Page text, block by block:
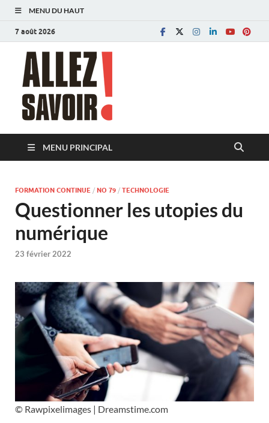
MENU DU HAUT
7 août 2026
MENU PRINCIPAL
FORMATION CONTINUE / NO 79 / TECHNOLOGIE
Questionner les utopies du
numérique
23 février 2022
© Rawpixelimages | Dreamstime.com